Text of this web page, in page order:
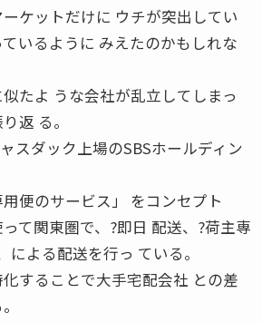
ーケットだけに ウチが突出してい
いるように みえたのかもしれな
たよ うな会社が乱立してしまっ
返 る。
スダック上場のSBSホールディン
用便のサービス」 をコンセプト
て関東圏で、?即日 配送、?荷主専
による配送を行っ ている。
することで大手宅配会社 との差